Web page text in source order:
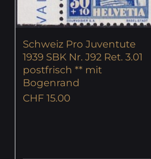
Schweiz Pro Juventute
1939 SBK Nr. J92 Ret. 3.01
postfrisch ** mit
Bogenrand
CHF 15.00